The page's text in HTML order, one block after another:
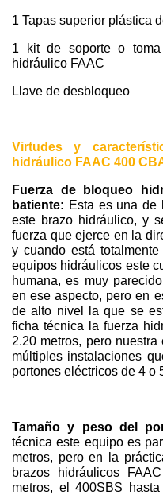
1 Tapas superior plástica
1 kit de soporte o
hidráulico FAAC
Llave de desbloqueo
Virtudes y
hidráulico FAAC 400
Fuerza de bloqueo
batiente: Esta es una de
este brazo hidráulico, y
fuerza que ejerce en la
y cuando está
equipos hidráulicos este
humana, es muy
en ese aspecto, pero en
de alto nivel la que se
ficha técnica la fuerza
2.20 metros, pero
múltiples instalaciones
portones eléctricos de 4 o
Tamaño y peso del
técnica este equipo es
metros, pero en la
brazos hidráulicos
metros, el 400SBS